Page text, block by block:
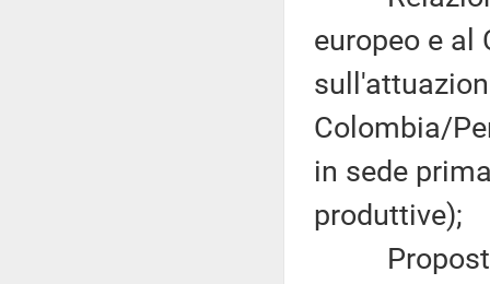
europeo e al
Colombia/
in sede
produttive);
Proposta